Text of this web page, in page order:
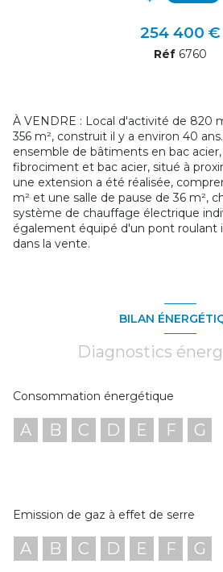
254 400 €
Réf 6760
À VENDRE : Local d'activité de 820
356 m², construit il y a environ 40
ensemble de bâtiments en bac
fibrociment et bac acier, situé à
une extension a été réalisée,
m² et une salle de pause de 36 m²,
système de chauffage électrique
également équipé d'un pont roulant
dans la vente.
BILAN
Diagnostics
Consommation énergétique
A B C D E F G
Emission de gaz à effet de serre
A B C D E F G